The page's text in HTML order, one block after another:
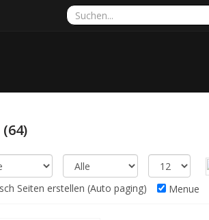
(64)
Seiten erstellen (Auto paging) Menue